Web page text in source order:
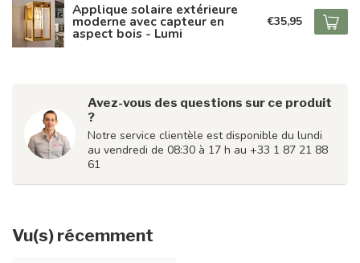
Applique solaire extérieure
moderne avec capteur en
aspect bois - Lumi
€35,95
Avez-vous des questions sur ce produit
?
Notre service clientèle est disponible du lundi
au vendredi de 08:30 à 17 h au +33 1 87 21 88
61
Vu(s) récemment